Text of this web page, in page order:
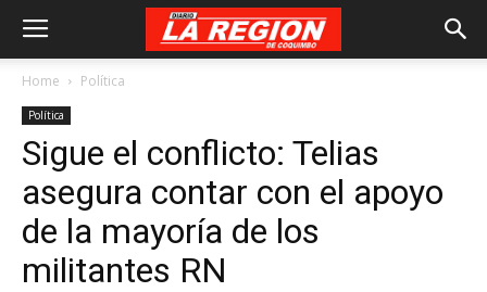
Home Política
Política
Sigue el conflicto: Telias
asegura contar con el apoyo
de la mayoría de los
militantes RN